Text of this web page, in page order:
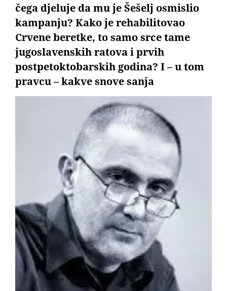
čega djeluje da mu je Šešelj osmislio
kampanju? Kako je rehabilitovao
Crvene beretke, to samo srce tame
jugoslavenskih ratova i prvih
postpetoktobarskih godina? I – u tom
pravcu – kakve snove sanja